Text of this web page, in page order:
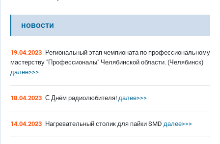
новости
19.04.2023 Региональный этап чемпионата по профессиональному
мастерству "Профессионалы" Челябинской области. (Челябинск)
далее>>>
18.04.2023 С Днём радиолюбителя! далее>>>
14.04.2023 Нагревательный столик для пайки SMD далее>>>